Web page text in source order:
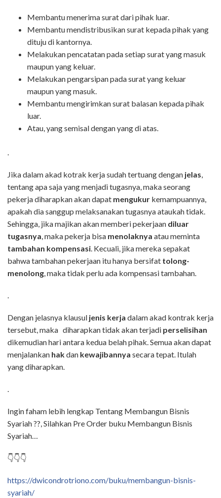
Membantu menerima surat dari pihak luar.
Membantu mendistribusikan surat kepada pihak yang
dituju di kantornya.
Melakukan pencatatan pada setiap surat yang masuk
maupun yang keluar.
Melakukan pengarsipan pada surat yang keluar
maupun yang masuk.
Membantu mengirimkan surat balasan kepada pihak
luar.
Atau, yang semisal dengan yang di atas.
.
Jika dalam akad kotrak kerja sudah tertuang dengan jelas,
tentang apa saja yang menjadi tugasnya, maka seorang
pekerja diharapkan akan dapat mengukur kemampuannya,
apakah dia sanggup melaksanakan tugasnya ataukah tidak.
Sehingga, jika majikan akan memberi pekerjaan diluar
tugasnya, maka pekerja bisa menolaknya atau meminta
tambahan kompensasi. Kecuali, jika mereka sepakat
bahwa tambahan pekerjaan itu hanya bersifat tolong-
menolong, maka tidak perlu ada kompensasi tambahan.
.
Dengan jelasnya klausul jenis kerja dalam akad kontrak kerja
tersebut, maka diharapkan tidak akan terjadi perselisihan
dikemudian hari antara kedua belah pihak. Semua akan dapat
menjalankan hakdan kewajibannya secara tepat. Itulah
yang diharapkan.
.
Ingin faham lebih lengkap Tentang Membangun Bisnis
Syariah ??, Silahkan Pre Order buku Membangun Bisnis
Syariah…
👇👇👇
https://dwicondrotriono.com/buku/membangun-bisnis-
syariah/